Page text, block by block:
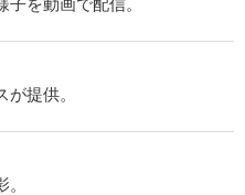
を動画で配信。
提供。